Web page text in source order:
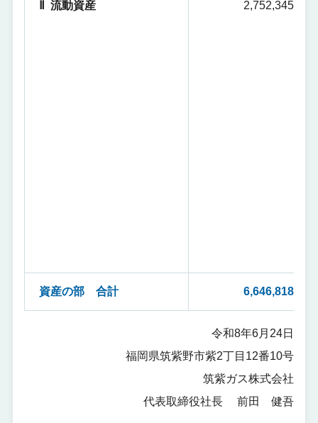
流動資産
2,752,345
資産の部 合計 6,646,818
令和8年6月24日
福岡県筑紫野市紫2丁目12番10号
筑紫ガス株式会社
代表取締役社長 前田 健吾